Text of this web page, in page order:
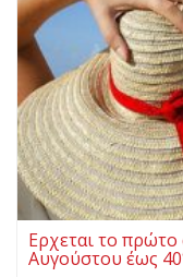
Ερχεται το πρώτο
Αυγούστου έως